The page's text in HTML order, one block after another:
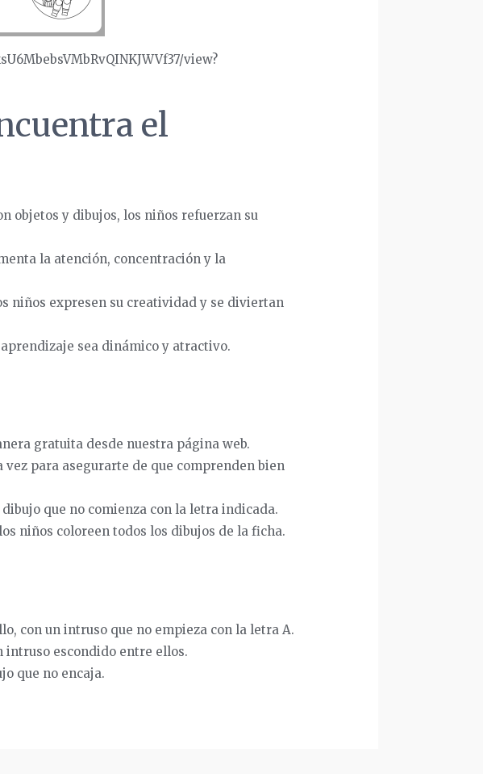
view?
el
objetos y dibujos, los niños refuerzan su
la atención, concentración y la
niños expresen su creatividad y se diviertan
sea dinámico y atractivo.
gratuita desde nuestra página web.
para asegurarte de que comprenden bien
que no comienza con la letra indicada.
niños coloreen todos los dibujos de la ficha.
con un intruso que no empieza con la letra A.
intruso escondido entre ellos.
que no encaja.